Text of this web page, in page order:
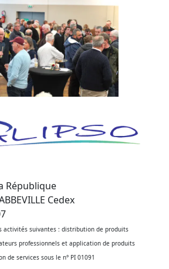
République
Cedex
activités suivantes : distribution de produits
professionnels et application de produits
de services sous le n° PI 01091